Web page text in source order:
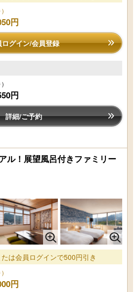
)
円
ログイン/会員登録
)
円
詳細/ご予約
ル！展望風呂付きファミリー
は会員ログインで500円引き
)
円